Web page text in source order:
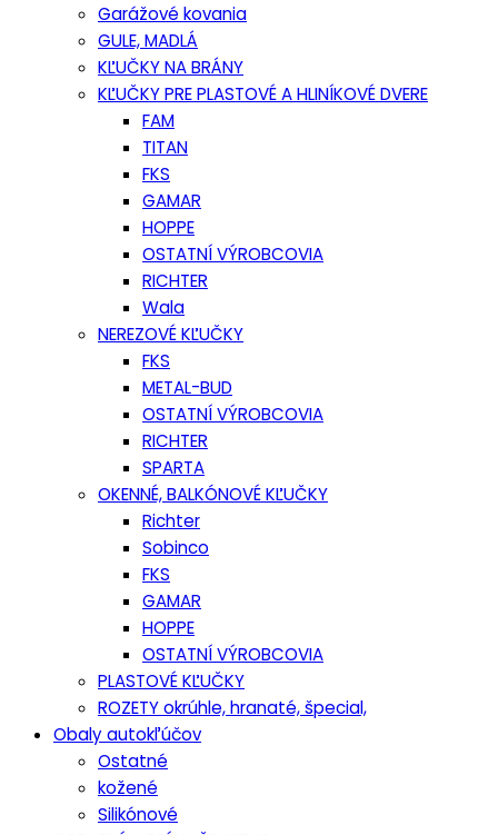
Garážové kovania
GULE, MADLÁ
KĽUČKY NA BRÁNY
KĽUČKY PRE PLASTOVÉ A HLINÍKOVÉ DVERE
FAM
TITAN
FKS
GAMAR
HOPPE
OSTATNÍ VÝROBCOVIA
RICHTER
Wala
NEREZOVÉ KĽUČKY
FKS
METAL-BUD
OSTATNÍ VÝROBCOVIA
RICHTER
SPARTA
OKENNÉ, BALKÓNOVÉ KĽUČKY
Richter
Sobinco
FKS
GAMAR
HOPPE
OSTATNÍ VÝROBCOVIA
PLASTOVÉ KĽUČKY
ROZETY okrúhle, hranaté, špecial,
Obaly autokľúčov
Ostatné
kožené
Silikónové